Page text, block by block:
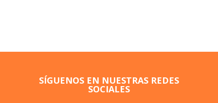
SÍGUENOS EN NUESTRAS REDES
SOCIALES